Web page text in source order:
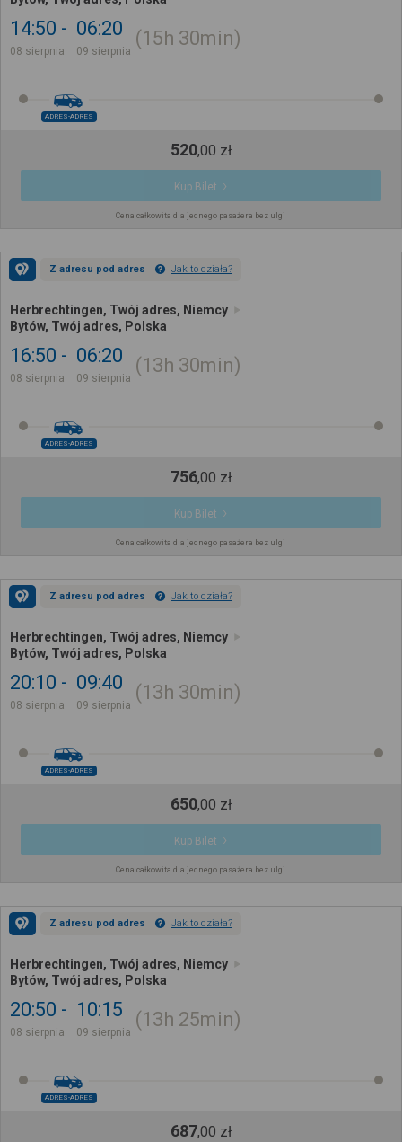
14:50
08 sierpnia
06:20
09 sierpnia
15h 30min
ADRES-ADRES
520,00 zł
Kup Bilet
Cena całkowita dla jednego pasażera bez ulgi
Z adresu pod adres Jak to działa?
Herbrechtingen, Twój adres, Niemcy
Bytów, Twój adres, Polska
16:50
08 sierpnia
06:20
09 sierpnia
13h 30min
ADRES-ADRES
756,00 zł
Kup Bilet
Cena całkowita dla jednego pasażera bez ulgi
Z adresu pod adres Jak to działa?
Herbrechtingen, Twój adres, Niemcy
Bytów, Twój adres, Polska
20:10
08 sierpnia
09:40
09 sierpnia
13h 30min
ADRES-ADRES
650,00 zł
Kup Bilet
Cena całkowita dla jednego pasażera bez ulgi
Z adresu pod adres Jak to działa?
Herbrechtingen, Twój adres, Niemcy
Bytów, Twój adres, Polska
20:50
08 sierpnia
10:15
09 sierpnia
13h 25min
ADRES-ADRES
687,00 zł